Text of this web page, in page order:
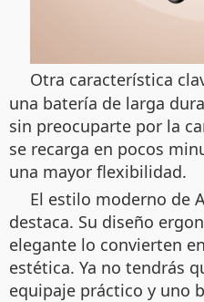
Otra característica
una batería de larga
sin preocuparte por la
se recarga en pocos
una mayor flexibilidad.
El estilo moderno de
destaca. Su diseño
elegante lo convierten
estética. Ya no tendrás
equipaje práctico y uno